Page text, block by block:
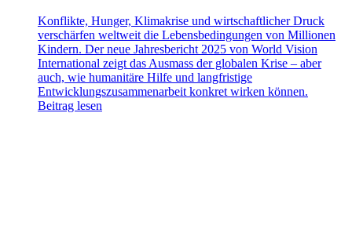
Konflikte, Hunger, Klimakrise und wirtschaftlicher Druck
verschärfen weltweit die Lebensbedingungen von Millionen
Kindern. Der neue Jahresbericht 2025 von World Vision
International zeigt das Ausmass der globalen Krise – aber
auch, wie humanitäre Hilfe und langfristige
Entwicklungszusammenarbeit konkret wirken können.
Beitrag lesen